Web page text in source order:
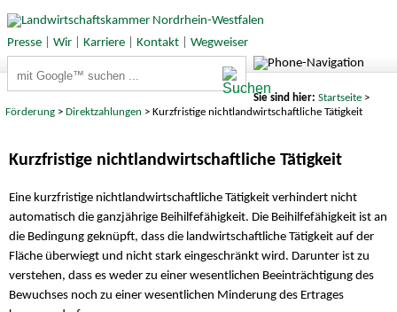
Presse| Wir| Karriere| Kontakt| Wegweiser
Sie sind hier: Startseite>
Förderung >Direktzahlungen > Kurzfristige nichtlandwirtschaftliche Tätigkeit
Kurzfristige nichtlandwirtschaftliche Tätigkeit
Eine kurzfristige nichtlandwirtschaftliche Tätigkeit verhindert nicht
automatisch die ganzjährige Beihilfefähigkeit. Die Beihilfefähigkeit ist an
die Bedingung geknüpft, dass die landwirtschaftliche Tätigkeit auf der
Fläche überwiegt und nicht stark eingeschränkt wird. Darunter ist zu
verstehen, dass es weder zu einer wesentlichen Beeinträchtigung des
Bewuchses noch zu einer wesentlichen Minderung des Ertrages